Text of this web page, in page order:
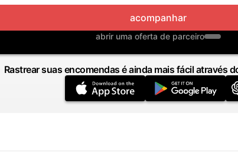
acompanhar
abrir uma oferta de parceiro
Rastrear suas encomendas é ainda mais fácil através